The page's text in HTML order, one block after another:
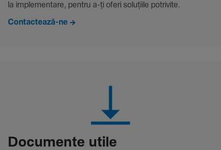
la imple­men­tare, pentru a-ți oferi solu­țiile potri­vite.
Contactează-ne
Docu­mente utile